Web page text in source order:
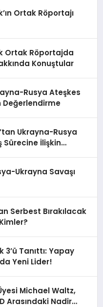
Ortak Röportajı
Ortak Röportajda
Konuştular
Rusya Ateşkes
Değerlendirme
Ukrayna-Rusya
Sürecine İlişkin
Ukrayna Savaşı
Serbest Bırakılacak
3’ü Tanıttı: Yapay
Yeni Lider!
Michael Waltz,
Arasındaki Nadir